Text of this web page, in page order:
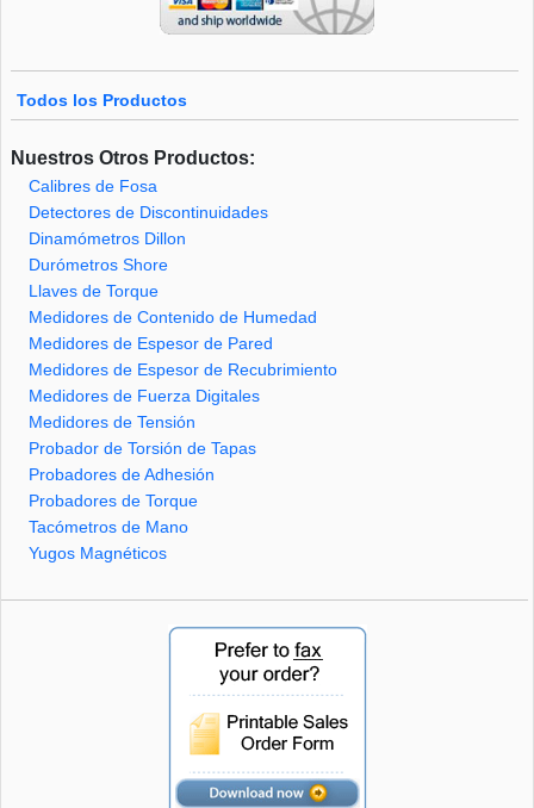
Todos los Productos
Nuestros Otros Productos:
Calibres de Fosa
Detectores de Discontinuidades
Dinamómetros Dillon
Durómetros Shore
Llaves de Torque
Medidores de Contenido de Humedad
Medidores de Espesor de Pared
Medidores de Espesor de Recubrimiento
Medidores de Fuerza Digitales
Medidores de Tensión
Probador de Torsión de Tapas
Probadores de Adhesión
Probadores de Torque
Tacómetros de Mano
Yugos Magnéticos